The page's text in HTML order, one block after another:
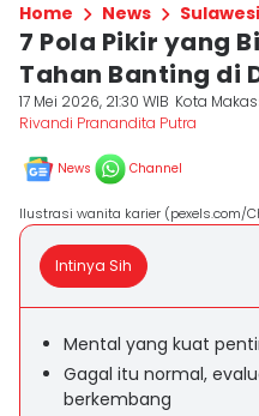
Home News
7 Pola Pikir yang
Tahan Banting di
17 Mei 2026, 21:30 WIB Kota
Rivandi Pranandita Putra
News Channel
Ilustrasi wanita karier (pexels.com/
Intinya Sih
Mental yang kuat
Gagal itu normal,
berkembang